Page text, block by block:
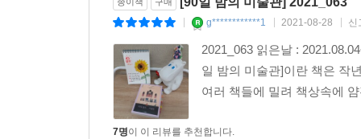
g************1 2021-08-28 신
2021_063 읽은날 :
일 밤의 미술관]이란 책은 작
여러 책들에 밀려 책상속에
7명이 이 리뷰를 추천합니다.